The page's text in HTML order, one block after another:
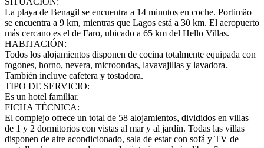
La playa de Benagil se encuentra a 14 minutos en coche. Portimão
se encuentra a 9 km, mientras que Lagos está a 30 km. El aeropuerto
más cercano es el de Faro, ubicado a 65 km del Hello Villas.
HABITACIÓN:
Todos los alojamientos disponen de cocina totalmente equipada con
fogones, horno, nevera, microondas, lavavajillas y lavadora.
También incluye cafetera y tostadora.
TIPO DE SERVICIO:
Es un hotel familiar.
FICHA TÉCNICA:
El complejo ofrece un total de 58 alojamientos, divididos en villas
de 1 y 2 dormitorios con vistas al mar y al jardín. Todas las villas
disponen de aire acondicionado, sala de estar con sofá y TV de